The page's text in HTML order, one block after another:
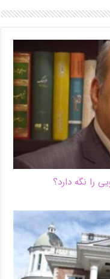
را نگه دارد؟